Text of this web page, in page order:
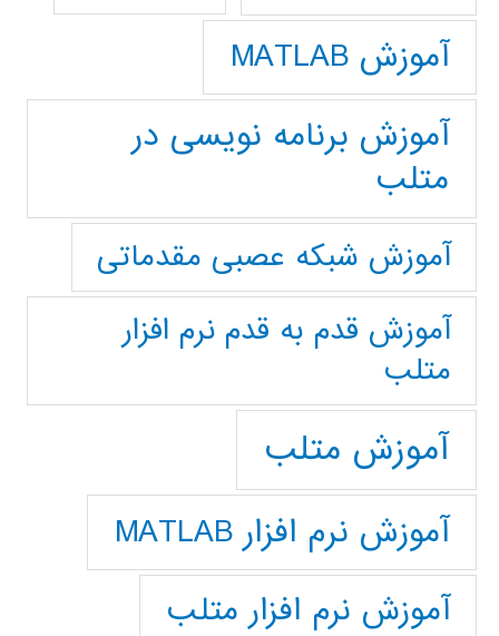
آموزش MATLAB
آموزش برنامه نویسی در
متلب
آموزش شبکه عصبی مقدماتی
آموزش قدم به قدم نرم افزار
متلب
آموزش متلب
آموزش نرم افزار MATLAB
آموزش نرم افزار متلب